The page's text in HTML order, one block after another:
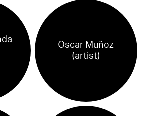
Oscar Muñoz
(artist)